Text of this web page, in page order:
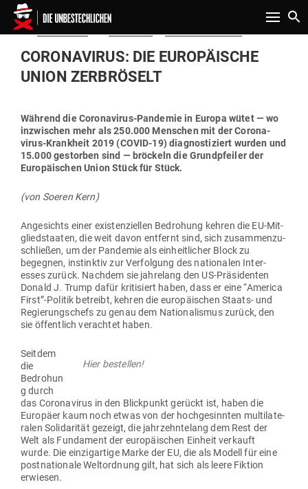
Toggle
Am
CORO­NA­VIRUS: DIE EURO­PÄISCHE
UNION ZERBRÖSELT
Während die Coro­na­virus-Pan­demie in Europa wütet — wo
inzwi­schen mehr als 250.000 Men­schen mit der Coro­na­
virus-Krankheit 2019 (COVID-19) dia­gnos­ti­ziert wurden und
15.000 gestorben sind — brö­ckeln die Grund­pfeiler der
Euro­päi­schen Union Stück für Stück.
(von Soeren Kern)
Ange­sichts einer exis­ten­zi­ellen Bedrohung kehren die EU-Mit­
glied­staaten, die weit davon ent­fernt sind, sich zusam­men­zu­
schließen, um der Pan­demie als ein­heit­licher Block zu
begegnen, instinktiv zur Ver­folgung des natio­nalen Inter­
esses zurück. Nachdem sie jah­relang den US-Prä­si­denten
Donald J. Trump dafür kri­ti­siert haben, dass er eine “America
First”-Politik betreibt, kehren die euro­päi­schen Staats- und
Regie­rungs­chefs zu genau dem Natio­na­lismus zurück, den
sie öffentlich ver­achtet haben.
Hier bestellen!
Seitdem
die
Bedrohun
g durch
das Coro­na­virus in den Blick­punkt gerückt ist, haben die
Europäer kaum noch etwas von der hoch­ge­sinnten mul­ti­la­te­
ralen Soli­da­rität gezeigt, die jahr­zehn­telang dem Rest der
Welt als Fun­dament der euro­päi­schen Einheit ver­kauft
wurde. Die ein­zig­artige Marke der EU, die als Modell für eine
post­na­tionale Welt­ordnung gilt, hat sich als leere Fiktion
erwiesen.